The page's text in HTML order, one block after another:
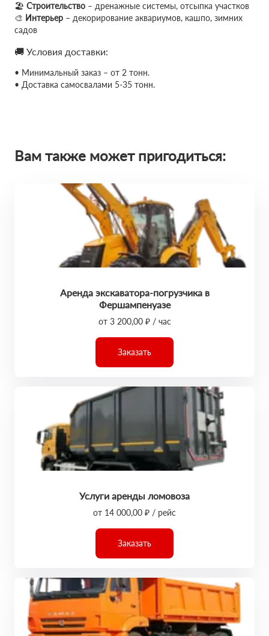
🏖 Строительство – дренажные системы, отсыпка участков
🎨 Интерьер – декорирование аквариумов, кашпо, зимних
садов
🚚 Условия доставки:
• Минимальный заказ – от 2 тонн.
• Доставка самосвалами 5-35 тонн.
Вам также может пригодиться:
Аренда экскаватора-погрузчика в
Фершампенуазе
от 3 200,00 ₽ / час
Заказать
Услуги аренды ломовоза
от 14 000,00 ₽ / рейс
Заказать